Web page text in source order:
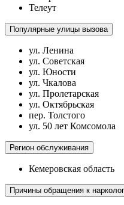
Телеут
Популярные улицы вызова
ул. Ленина
ул. Советская
ул. Юности
ул. Чкалова
ул. Пролетарская
ул. Октябрьская
пер. Толстого
ул. 50 лет Комсомола
Регион обслуживания
Кемеровская область
Причины обращения к